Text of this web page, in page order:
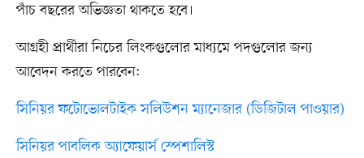
পাঁচ বছরের অভিজ্ঞতা থাকতে হবে।
আগ্রহী প্রার্থীরা নিচের লিংকগুলোর মাধ্যমে পদগুলোর জন্য
আবেদন করতে পারবেন:
সিনিয়র ফটোভোলটাইক সলিউশন ম্যানেজার (ডিজিটাল পাওয়ার)
সিনিয়র পাবলিক অ্যাফেয়ার্স স্পেশালিস্ট